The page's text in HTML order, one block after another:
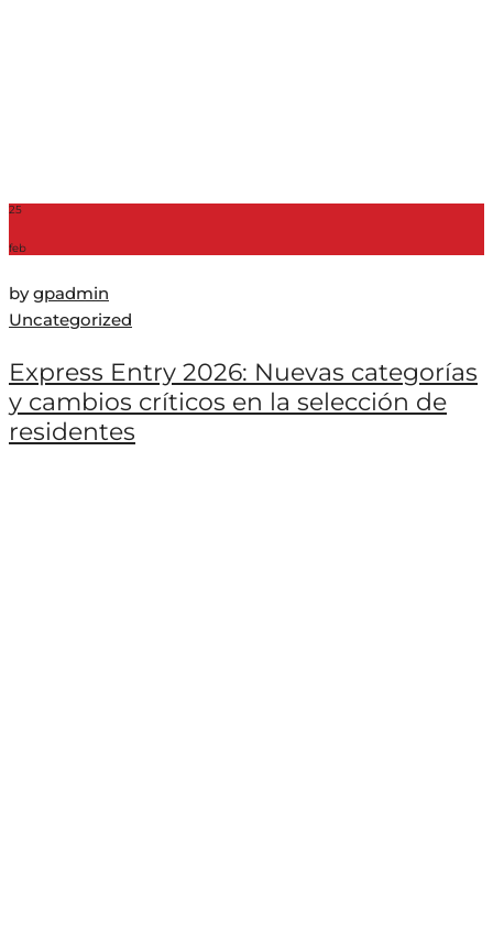
25
feb
bygpadmin
Uncategorized
Express Entry 2026: Nuevas categorías
y cambios críticos en la selección de
residentes